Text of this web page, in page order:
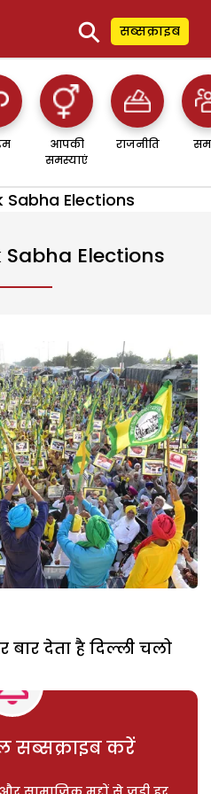
⚲ सब्सक्राइब
आपकी
समस्याएं
राजनीति
Sabha Elections
Elections
देता है दिल्ली चलो
सब्सक्राइब करें